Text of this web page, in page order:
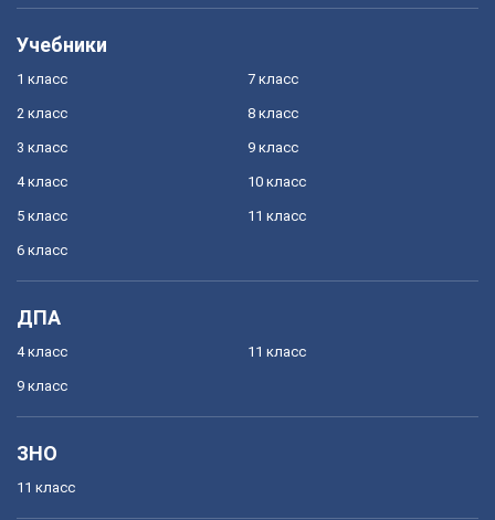
Учебники
1 класс
2 класс
3 класс
4 класс
5 класс
6 класс
7 класс
8 класс
9 класс
10 класс
11 класс
ДПА
4 класс
9 класс
11 класс
ЗНО
11 класс